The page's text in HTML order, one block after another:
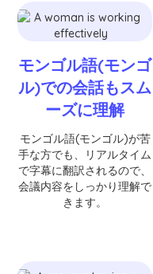
モンゴル語(モンゴ
ル)での会話もスム
ーズに理解
モンゴル語(モンゴル)が苦
手な方でも、リアルタイム
で字幕に翻訳されるので、
会議内容をしっかり理解で
きます。